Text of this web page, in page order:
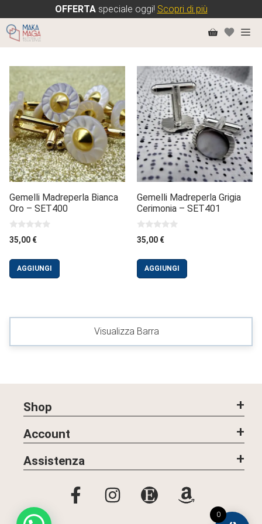
OFFERTAspeciale oggi! Scopri di più
Vai
Gemelli Madreperla Bianca
Oro – SET400
0
s
5
35,00 €
AGGIUNGI
Gemelli Madreperla Grigia
Cerimonia – SET401
0
s
5
35,00 €
AGGIUNGI
Visualizza Barra
Shop
Account
Assistenza
0